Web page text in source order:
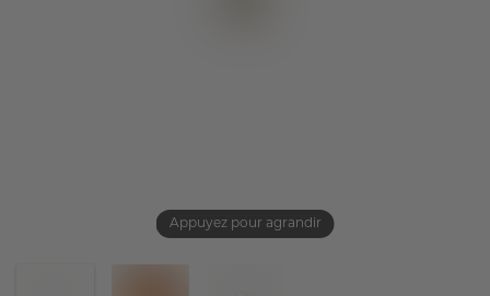
Appuyez pour agrandir